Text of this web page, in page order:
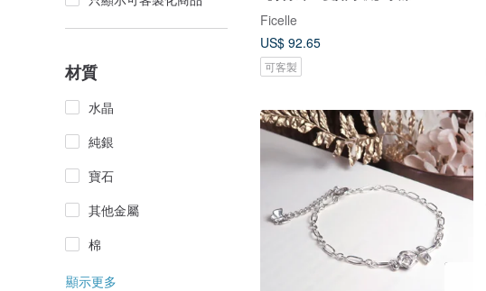
材質
水晶
純銀
寶石
其他金屬
棉
顯示更多
Ficelle
US$ 92.65
可客製